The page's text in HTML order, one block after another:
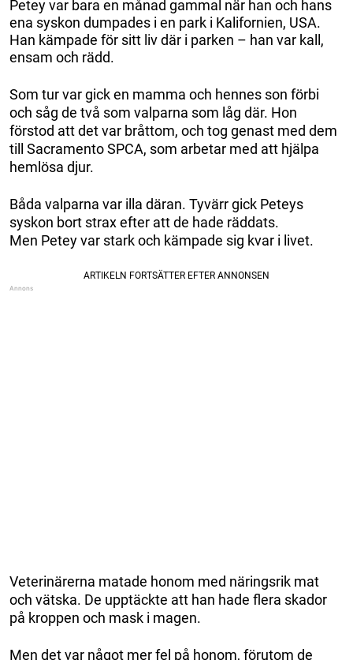
Petey var bara en månad gammal när han och hans
ena syskon dumpades i en park i Kalifornien, USA.
Han kämpade för sitt liv där i parken – han var kall,
ensam och rädd.
Som tur var gick en mamma och hennes son förbi
och såg de två som valparna som låg där. Hon
förstod att det var bråttom, och tog genast med dem
till Sacramento SPCA, som arbetar med att hjälpa
hemlösa djur.
Båda valparna var illa däran. Tyvärr gick Peteys
syskon bort strax efter att de hade räddats.
Men Petey var stark och kämpade sig kvar i livet.
Veterinärerna matade honom med näringsrik mat
och vätska. De upptäckte att han hade flera skador
på kroppen och mask i magen.
Men det var något mer fel på honom, förutom de